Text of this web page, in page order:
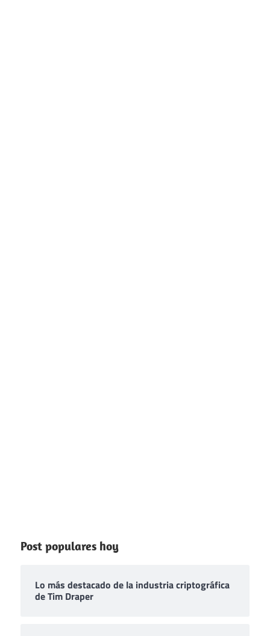
Post populares hoy
Lo más destacado de la industria criptográfica
de Tim Draper